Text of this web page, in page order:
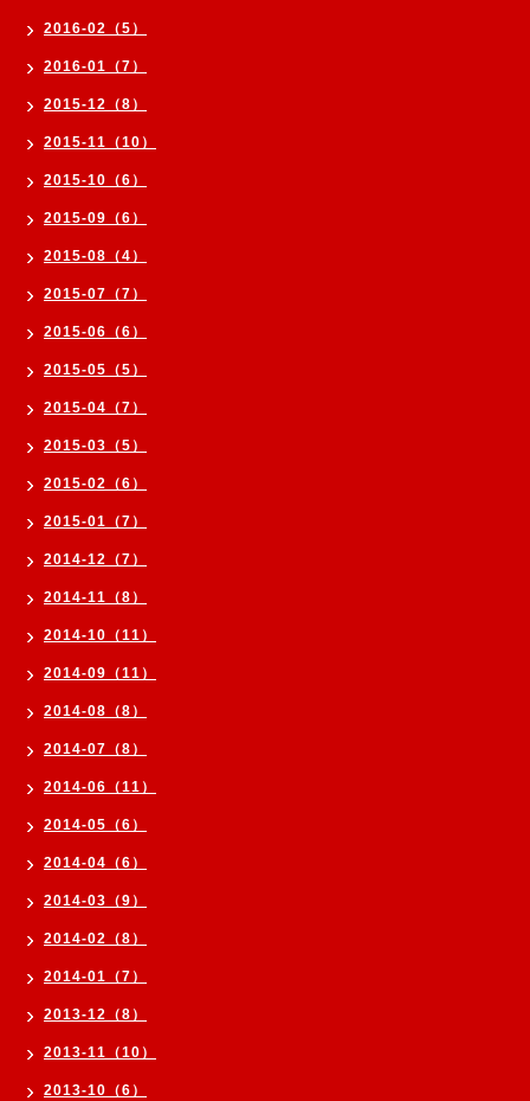
2016-02（5）
2016-01（7）
2015-12（8）
2015-11（10）
2015-10（6）
2015-09（6）
2015-08（4）
2015-07（7）
2015-06（6）
2015-05（5）
2015-04（7）
2015-03（5）
2015-02（6）
2015-01（7）
2014-12（7）
2014-11（8）
2014-10（11）
2014-09（11）
2014-08（8）
2014-07（8）
2014-06（11）
2014-05（6）
2014-04（6）
2014-03（9）
2014-02（8）
2014-01（7）
2013-12（8）
2013-11（10）
2013-10（6）